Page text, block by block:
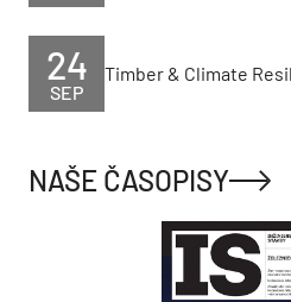
SEP
24 Timber & Climate
NAŠE ČASOPISY